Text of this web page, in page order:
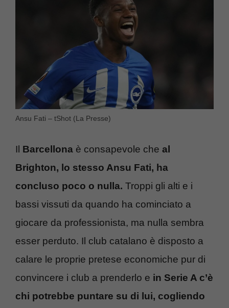
Ansu Fati – tShot (La Presse)
Il Barcellona è consapevole che al
Brighton, lo stesso Ansu Fati, ha
concluso poco o nulla. Troppi gli alti e i
bassi vissuti da quando ha cominciato a
giocare da professionista, ma nulla sembra
esser perduto. Il club catalano è disposto a
calare le proprie pretese economiche pur di
convincere i club a prenderlo e in Serie A c’è
chi potrebbe puntare su di lui, cogliendo